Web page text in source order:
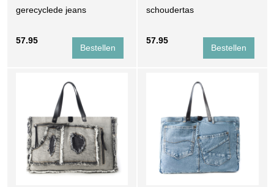
gerecyclede jeans
57.95
schoudertas
57.95